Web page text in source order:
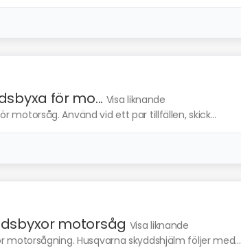
för mo... Visa liknande
motorsåg. Använd vid ett par tillfällen, skick...
motorsåg Visa liknande
motorsågning. Husqvarna skyddshjälm följer med...